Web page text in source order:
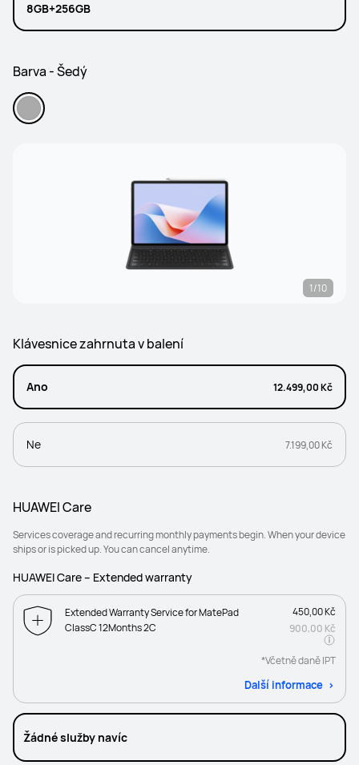
8GB+256GB
Barva - Šedý
1/10
Klávesnice zahrnuta v balení
Ano 12.499,00 Kč
Ne 7.199,00 Kč
HUAWEI Care
Services coverage and recurring monthly payments begin. When your device
ships or is picked up. You can cancel anytime.
HUAWEI Care – Extended warranty
Extended Warranty Service for MatePad
ClassC 12Months 2C
450,00 Kč
900,00 Kč
*Včetně daně IPT
Další informace
Žádné služby navíc